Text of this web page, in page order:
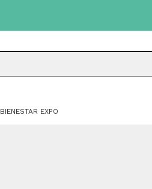
BIENESTAR EXPO